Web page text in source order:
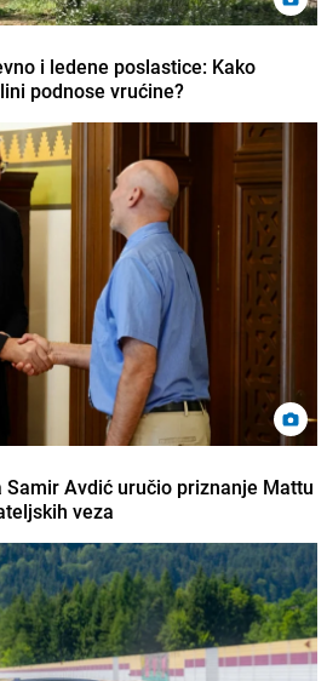
i ledene poslastice: Kako
podnose vrućine?
Avdić uručio priznanje Mattu
veza